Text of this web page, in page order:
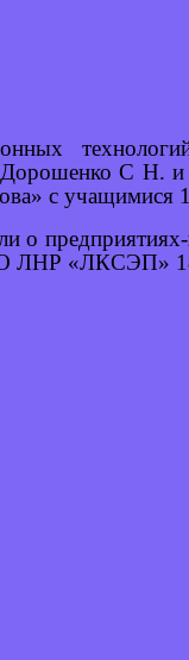
Дорошенко С
с учащимися
о
ЛНР «ЛКСЭП»